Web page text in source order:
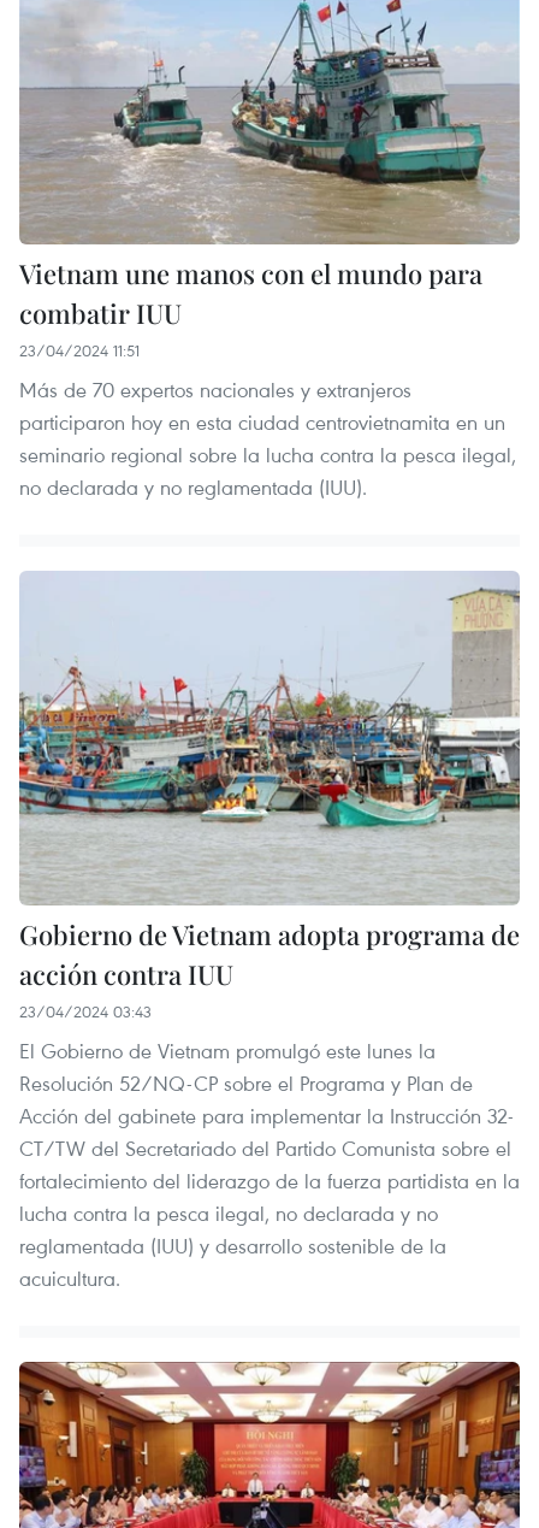
Vietnam une manos con el mundo para
combatir IUU
23/04/2024 11:51
Más de 70 expertos nacionales y extranjeros
participaron hoy en esta ciudad centrovietnamita en un
seminario regional sobre la lucha contra la pesca ilegal,
no declarada y no reglamentada (IUU).
Gobierno de Vietnam adopta programa de
acción contra IUU
23/04/2024 03:43
El Gobierno de Vietnam promulgó este lunes la
Resolución 52/NQ-CP sobre el Programa y Plan de
Acción del gabinete para implementar la Instrucción 32-
CT/TW del Secretariado del Partido Comunista sobre el
fortalecimiento del liderazgo de la fuerza partidista en la
lucha contra la pesca ilegal, no declarada y no
reglamentada (IUU) y desarrollo sostenible de la
acuicultura.